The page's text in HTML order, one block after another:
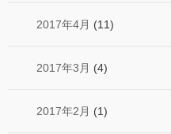
2017年4月 (11)
2017年3月 (4)
2017年2月 (1)